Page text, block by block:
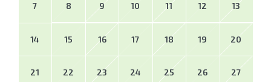
7 8 9 10 11 12 13
14 15 16 17 18 19 20
21 22 23 24 25 26 27